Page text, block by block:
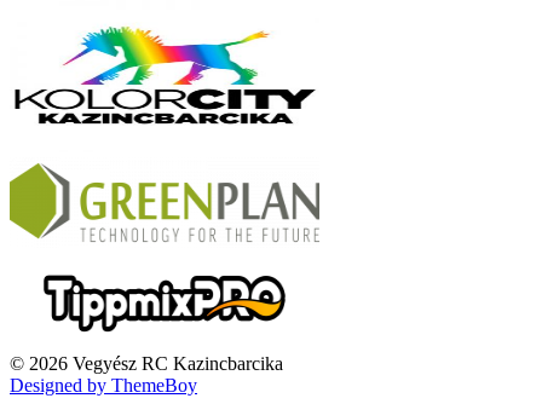
© 2026 Vegyész RC Kazincbarcika
Designed by ThemeBoy